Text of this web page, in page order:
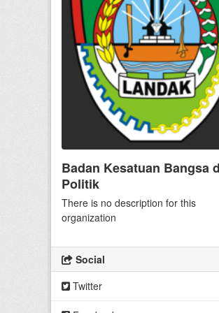
Badan Kesatuan Bangsa
Politik
There is no description for this
organization
Social
Twitter